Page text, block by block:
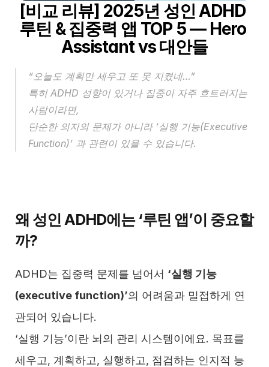
[비교 리뷰] 2025년 성인 ADHD
루틴 & 집중력 앱 TOP 5 — Hero
Assistant vs 대안들
“오늘도 계획만 세우고 또 못 지켰네…”
특히 ADHD 성향이 있거나 집중이 자주 흐트러지는
사람이라면,
단순한 의지의 문제가 아니라 ‘실행 기능(Executive
Function)’ 과 관련이 있을 수 있습니다.
왜 성인 ADHD에는 ‘루틴 앱’이 중요할
까?
ADHD는 집중력 문제를 넘어서 ‘실행 기능
(executive function)’의 어려움과 밀접하게 연
관되어 있습니다.
‘실행 기능’이란 뇌의 관리 시스템이에요. 목표를
세우고, 계획하고, 실행하고, 점검하는 인지적 능